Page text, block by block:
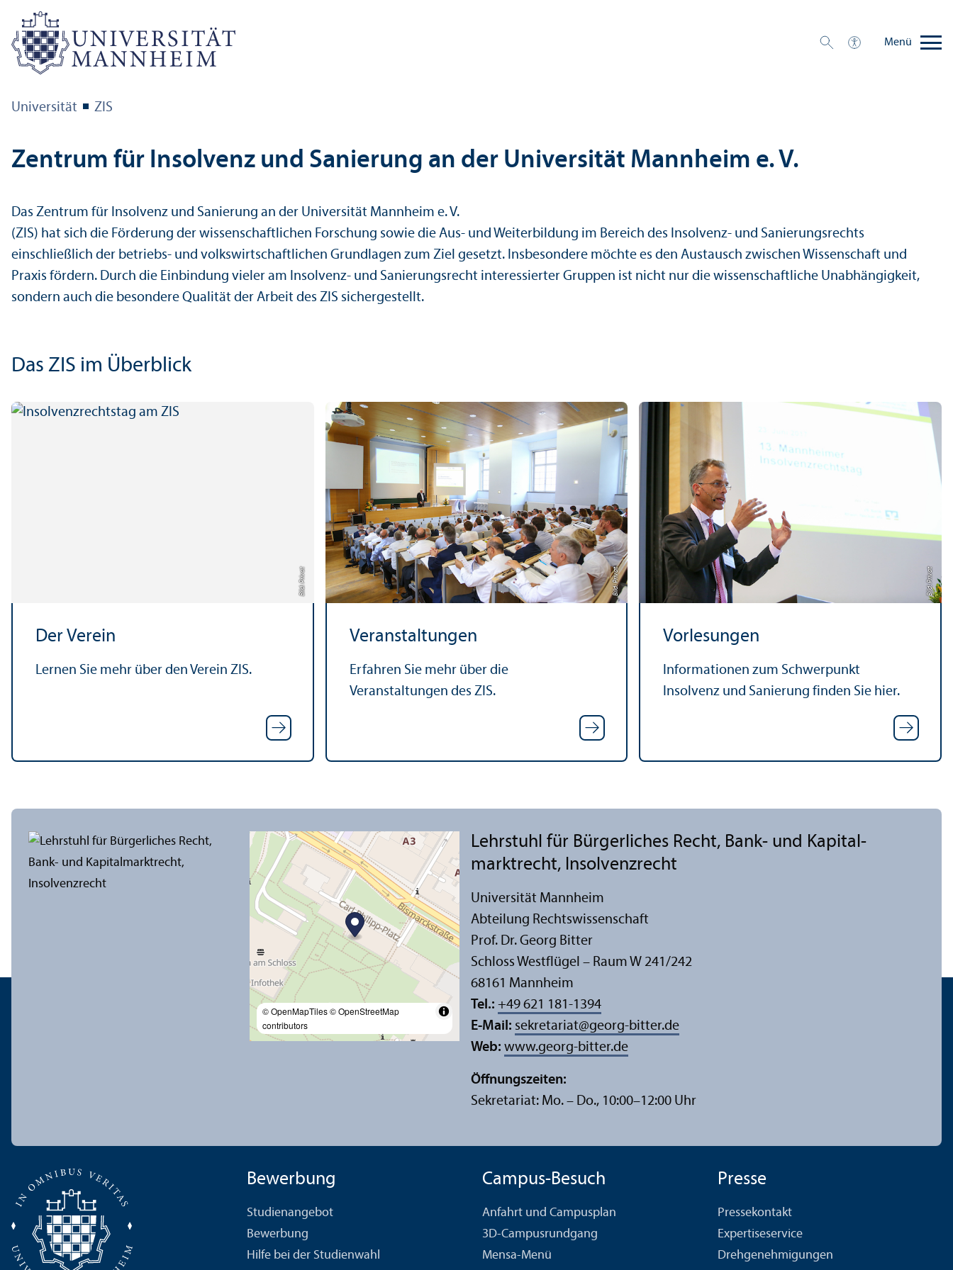
Menü
Universität ZIS
Zentrum für Insolvenz und Sanierung an der Universität Mannheim e. V.
Das Zentrum für Insolvenz und Sanierung an der Universität Mannheim e. V.
(ZIS) hat sich die Förderung der wissenschaft­lichen Forschung sowie die Aus- und Weiterbildung im Bereich des Insolvenz- und Sanierungs­rechts
einschließlich der betriebs- und volkswirtschaft­lichen Grundlagen zum Ziel gesetzt. Insbesondere möchte es den Austausch zwischen Wissenschaft und
Praxis fördern. Durch die Einbindung vieler am Insolvenz- und Sanierungs­recht interessierter Gruppen ist nicht nur die wissenschaft­liche Unabhängigkeit,
sondern auch die besondere Qualität der Arbeit des ZIS sichergestellt.
Das ZIS im Über­blick
Bild: Privat
Der Verein
Lernen Sie mehr über den Verein ZIS.
Bild: Privat
Veranstaltungen
Erfahren Sie mehr über die
Veranstaltungen des ZIS.
Bild: Privat
Vorlesungen
Informationen zum Schwerpunkt
Insolvenz und Sanierung finden Sie hier.
© OpenMapTiles© OpenStreetMap
contributors
Lehr­stuhl für Bürgerliches Recht, Bank- und Kapital­
markt­recht, Insolvenzrecht
Universität Mannheim
Abteilung Rechts­wissenschaft
Prof. Dr. Georg Bitter
Schloss Westflügel – Raum W 241/242
68161 Mannheim
Tel.: +49 621 181-1394
E-Mail: sekretariat@georg-bitter.de
Web: www.georg-bitter.de
Öffnungs­zeiten:
Sekretariat: Mo. – Do., 10:00–12:00 Uhr
Bewerbung
Studien­angebot
Bewerbung
Hilfe bei der Studien­wahl
Campus-Besuch
Anfahrt und Campusplan
3D-Campusrundgang
Mensa-Menü
Presse
Pressekontakt
Expertiseservice
Drehgenehmigungen